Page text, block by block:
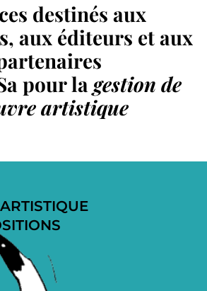
destinés aux
aux éditeurs et aux
pour la gestion de
artistique